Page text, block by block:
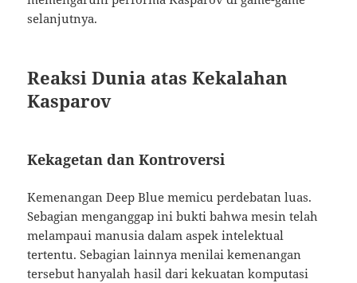
selanjutnya.
Reaksi Dunia atas Kekalahan
Kasparov
Kekagetan dan Kontroversi
Kemenangan Deep Blue memicu perdebatan luas.
Sebagian menganggap ini bukti bahwa mesin telah
melampaui manusia dalam aspek intelektual
tertentu. Sebagian lainnya menilai kemenangan
tersebut hanyalah hasil dari kekuatan komputasi